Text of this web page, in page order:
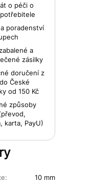
o péči o
poradenství
a
zásilky
doručení z
České
od 150 Kč
způsoby
karta, PayU)
10 mm